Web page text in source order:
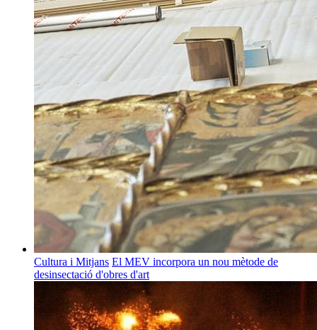
Cultura i Mitjans El MEV incorpora un nou mètode de
desinsectació d'obres d'art